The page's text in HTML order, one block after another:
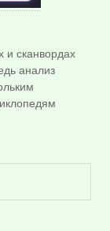
и сканвордах
анализ